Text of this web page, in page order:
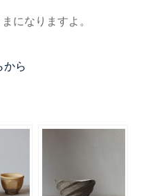
になりますよ。
から